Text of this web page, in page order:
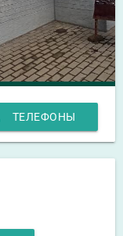
ТЕЛЕФОНЫ